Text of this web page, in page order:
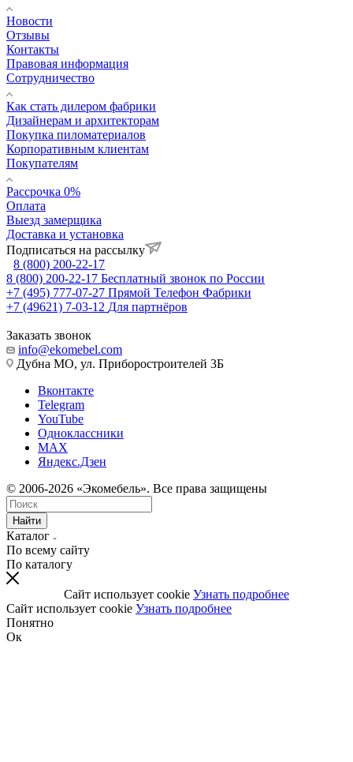
Новости
Отзывы
Контакты
Правовая информация
Сотрудничество
Как стать дилером фабрики
Дизайнерам и архитекторам
Покупка пиломатериалов
Корпоративным клиентам
Покупателям
Рассрочка 0%
Оплата
Выезд замерщика
Доставка и установка
Подписаться на рассылку
8 (800) 200-22-17
8 (800) 200-22-17 Бесплатный звонок по России
+7 (495) 777-07-27 Прямой Телефон Фабрики
+7 (49621) 7-03-12 Для партнёров
Заказать звонок
info@ekomebel.com
Дубна МО, ул. Приборостроителей 3Б
Вконтакте
Telegram
YouTube
Одноклассники
MAX
Яндекс.Дзен
© 2006-2026 «Экомебель». Все права защищены
Найти
Каталог
По всему сайту
По каталогу
Сайт использует cookie Узнать подробнее
Сайт использует cookie Узнать подробнее
Понятно
Ок